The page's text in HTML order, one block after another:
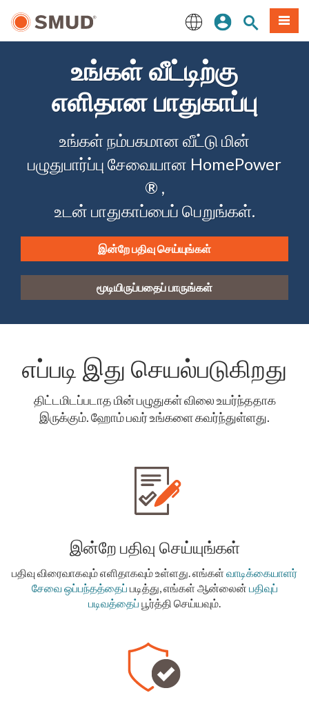
உள்ளடக்கத்திற்கு
English
உள்நுழையவும்
தளத் தேடல்
உங்கள் வீட்டிற்கு
எளிதான பாதுகாப்பு
உங்கள் நம்பகமான வீட்டு மின்
பழுதுபார்ப்பு சேவையான HomePower
® ,
உடன் பாதுகாப்பைப் பெறுங்கள்.
இன்றே பதிவு செய்யுங்கள்
மூடியிருப்பதைப் பாருங்கள்
எப்படி இது செயல்படுகிறது
திட்டமிடப்படாத மின் பழுதுகள் விலை உயர்ந்ததாக
இருக்கும். ஹோம் பவர் உங்களை கவர்ந்துள்ளது.
இன்றே பதிவு செய்யுங்கள்
பதிவு விரைவாகவும் எளிதாகவும் உள்ளது. எங்கள் வாடிக்கையாளர்
சேவை ஒப்பந்தத்தைப் படித்து, எங்கள் ஆன்லைன் பதிவுப்
படிவத்தைப் பூர்த்தி செய்யவும்.